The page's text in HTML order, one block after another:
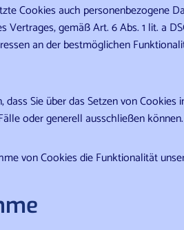
Cookies auch personenbezogene
Vertrages, gemäß Art. 6 Abs. 1 lit. a
an der bestmöglichen
Sie über das Setzen von
oder generell ausschließen können.
von Cookies die Funktionalität